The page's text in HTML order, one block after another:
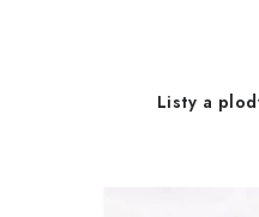
Listy a